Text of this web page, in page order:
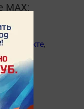
MАХ:
, Вконтакте,